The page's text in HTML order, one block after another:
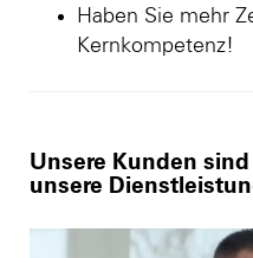
Haben Sie mehr
Kernkompetenz!
Unsere Kunden
unsere